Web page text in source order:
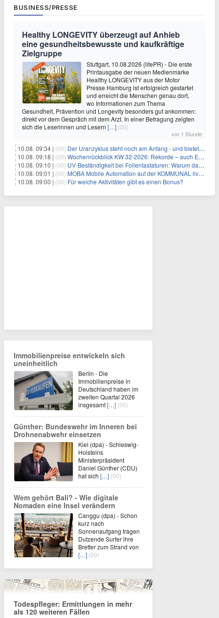
BUSINESS/PRESSE
Healthy LONGEVITY überzeugt auf Anhieb
eine gesundheitsbewusste und kaufkräftige
Zielgruppe
Stuttgart, 10.08.2026 (lifePR) - Die erste
Printausgabe der neuen Medienmarke
Healthy LONGEVITY aus der Motor
Presse Hamburg ist erfolgreich gestartet
und erreicht die Menschen genau dort,
wo Informationen zum Thema
Gesundheit, Prävention und Longevity besonders gut ankommen:
direkt vor dem Gespräch mit dem Arzt. In einer Befragung zeigten
sich die Leserinnen und Lesern […] (00)
vor 1 Stunde
10.08. 09:34 | (00) Der Uranzyklus steht noch am Anfang - und bietet Chancen
10.08. 09:18 | (00) Wochenrückblick KW 32-2026: Rekorde – auch Edelmetalle melden sich zurück!
10.08. 09:10 | (00) UV-Beständigkeit bei Folientastaturen: Warum das Material allein nicht über die Lebensdauer entscheidet
10.08. 09:01 | (00) MOBA Mobile Automation auf der KOMMUNAL live in Fulda
10.08. 09:00 | (00) Für welche Aktivitäten gibt es einen Bonus?
Immobilienpreise entwickeln sich
uneinheitlich
Berlin - Die
Immobilienpreise in
Deutschland haben im
zweiten Quartal 2026
insgesamt[…] (00)
Günther: Bundeswehr im Inneren bei
Drohnenabwehr einsetzen
Kiel (dpa) - Schleswig-
Holsteins
Ministerpräsident
Daniel Günther (CDU)
hat sich […] (00)
Wem gehört Bali? - Wie digitale
Nomaden eine Insel verändern
Canggu (dpa) - Schon
kurz nach
Sonnenaufgang tragen
Dutzende Surfer ihre
Bretter zum Strand von
[…] (00)
Todespfleger: Ermittlungen in mehr
als 120 weiteren Fällen